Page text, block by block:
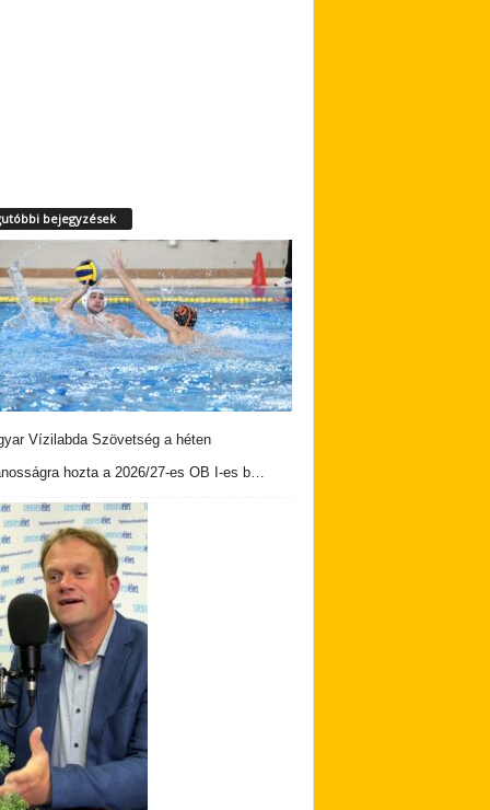
bejegyzések
Vízilabda Szövetség a héten
hozta a 2026/27-es OB I-es b…